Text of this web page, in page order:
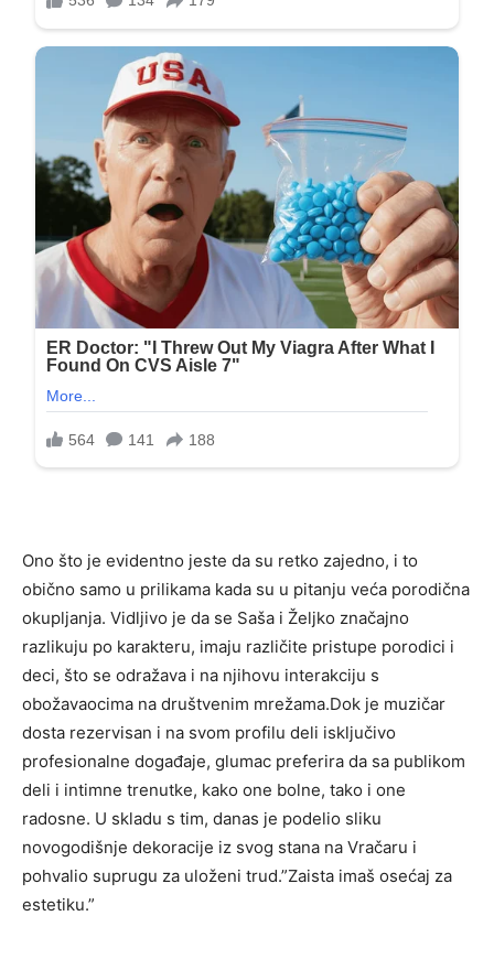
Ono što je evidentno jeste da su retko zajedno, i to
obično samo u prilikama kada su u pitanju veća porodična
okupljanja. Vidljivo je da se Saša i Željko značajno
razlikuju po karakteru, imaju različite pristupe porodici i
deci, što se odražava i na njihovu interakciju s
obožavaocima na društvenim mrežama.Dok je muzičar
dosta rezervisan i na svom profilu deli isključivo
profesionalne događaje, glumac preferira da sa publikom
deli i intimne trenutke, kako one bolne, tako i one
radosne. U skladu s tim, danas je podelio sliku
novogodišnje dekoracije iz svog stana na Vračaru i
pohvalio suprugu za uloženi trud.”Zaista imaš osećaj za
estetiku.”